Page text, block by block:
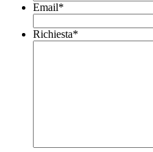
Email*
Richiesta*